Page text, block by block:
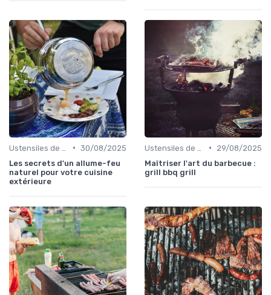
• 30/08/2025
Les secrets d'un allume-feu
naturel pour votre cuisine
extérieure
•
29/08/2025
Maîtriser l'art du barbecue :
grill bbq grill